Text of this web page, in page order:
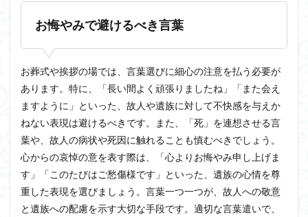
お悔やみで避けるべき言葉
お葬式や挨拶の場では、言葉選びに細心の注意を払う必要が
あります。特に、「長い間よく頑張りましたね」「また会え
ますように」といった、故人や遺族に対して不快感を与えか
ねない表現は避けるべきです。また、「死」を連想させる言
葉や、故人の病状や死因に触れることも慎むべきでしょう。
心からの哀悼の意を表す際は、「心よりお悔やみ申し上げま
す」「このたびはご愁傷様です」といった、遺族の心情を尊
重した表現を選びましょう。言葉一つ一つが、故人への敬意
と遺族への配慮を示す大切な手段です。適切な言葉遣いで、